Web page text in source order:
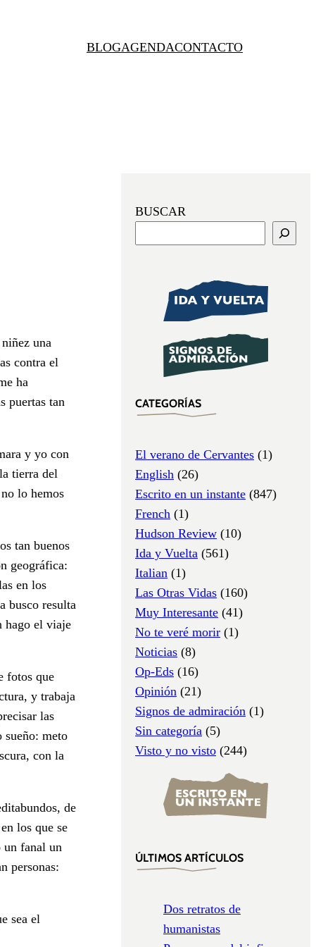
BLOGAGENDACONTACTO
una
contra el
ha
puertas tan
y yo con
tierra del
lo hemos
tan buenos
geográfica:
en los
busco resulta
hago el viaje
fotos que
y trabaja
las
sueño: meto
con la
de
los que se
un fanal un
personas:
sea el
BUSCAR
CATEGORÍAS
El verano de Cervantes (1)
English (26)
Escrito en un instante (847)
French (1)
Hudson Review (10)
Ida y Vuelta (561)
Italian (1)
Las Otras Vidas (160)
Muy Interesante (41)
No te veré morir (1)
Noticias (8)
Op-Eds (16)
Opinión (21)
Signos de admiración (1)
Sin categoría (5)
Visto y no visto (244)
ÚLTIMOS ARTÍCULOS
Dos retratos de
humanistas